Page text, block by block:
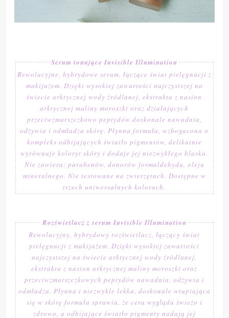
Serum tonujące Invisible Illumination
Rewolucyjne, hybrydowe serum, łączące świat pielęgnacji z
makijażem. Dzięki wysokiej zawartości najczystszej na
świecie arktycznej wody źródlanej, ekstraktu z nasion
arktycznej maliny moroszki oraz działających
przeciwzmarszczkowo peptydów doskonale nawadnia,
odżywia i odmładza skórę. Płynna formuła, wzbogacona o
kompleks odbijających światło pigmentów, delikatnie
wyrównuje koloryt skóry i dodaje jej niezwykłego blasku.
Nie zawiera: parabenów, donorów formaldehydu, oleju
mineralnego. Nie testowane na zwierzętach. Dostępne w
trzech uniwersalnych kolorach.
Rozświetlacz z serum Invisible Illumination
Rewolucyjny, hybrydowy rozświetlacz, łączący świat
pielęgnacji z makijażem. Dzięki wysokiej zawartości
najczystszej na świecie arktycznej wody źródlanej,
ekstraktu z nasion arktycznej maliny moroszki oraz
przeciwzmarszczkowych peptydów nawadnia, odżywia i
odmładza. Płynna i niezwykle lekka, doskonale wtapiająca
się w skórę formuła sprawia, że cera wygląda świeżo i
zdrowo, a odbijające światło pigmenty nadają jej